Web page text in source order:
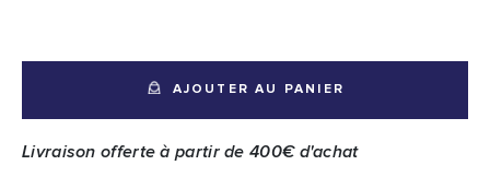
AJOUTER AU PANIER
Livraison offerte à partir de 400€ d'achat